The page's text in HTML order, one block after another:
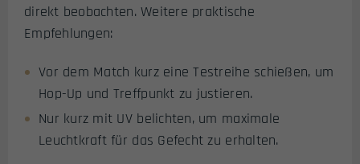
direkt beobachten. Weitere praktische
Empfehlungen:
Vor dem Match kurz eine Testreihe schießen, um
Hop-Up und Treffpunkt zu justieren.
Nur kurz mit UV belichten, um maximale
Leuchtkraft für das Gefecht zu erhalten.